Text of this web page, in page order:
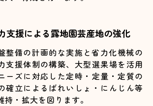
支援による露地園芸産地の強化
整備の計画的な実施と省力化機械の
支援体制の構築、大型選果場を活用
ーズに対応した定時・定量・定質の
確立によるばれいしょ・にんじん等
持・拡大を図ります。